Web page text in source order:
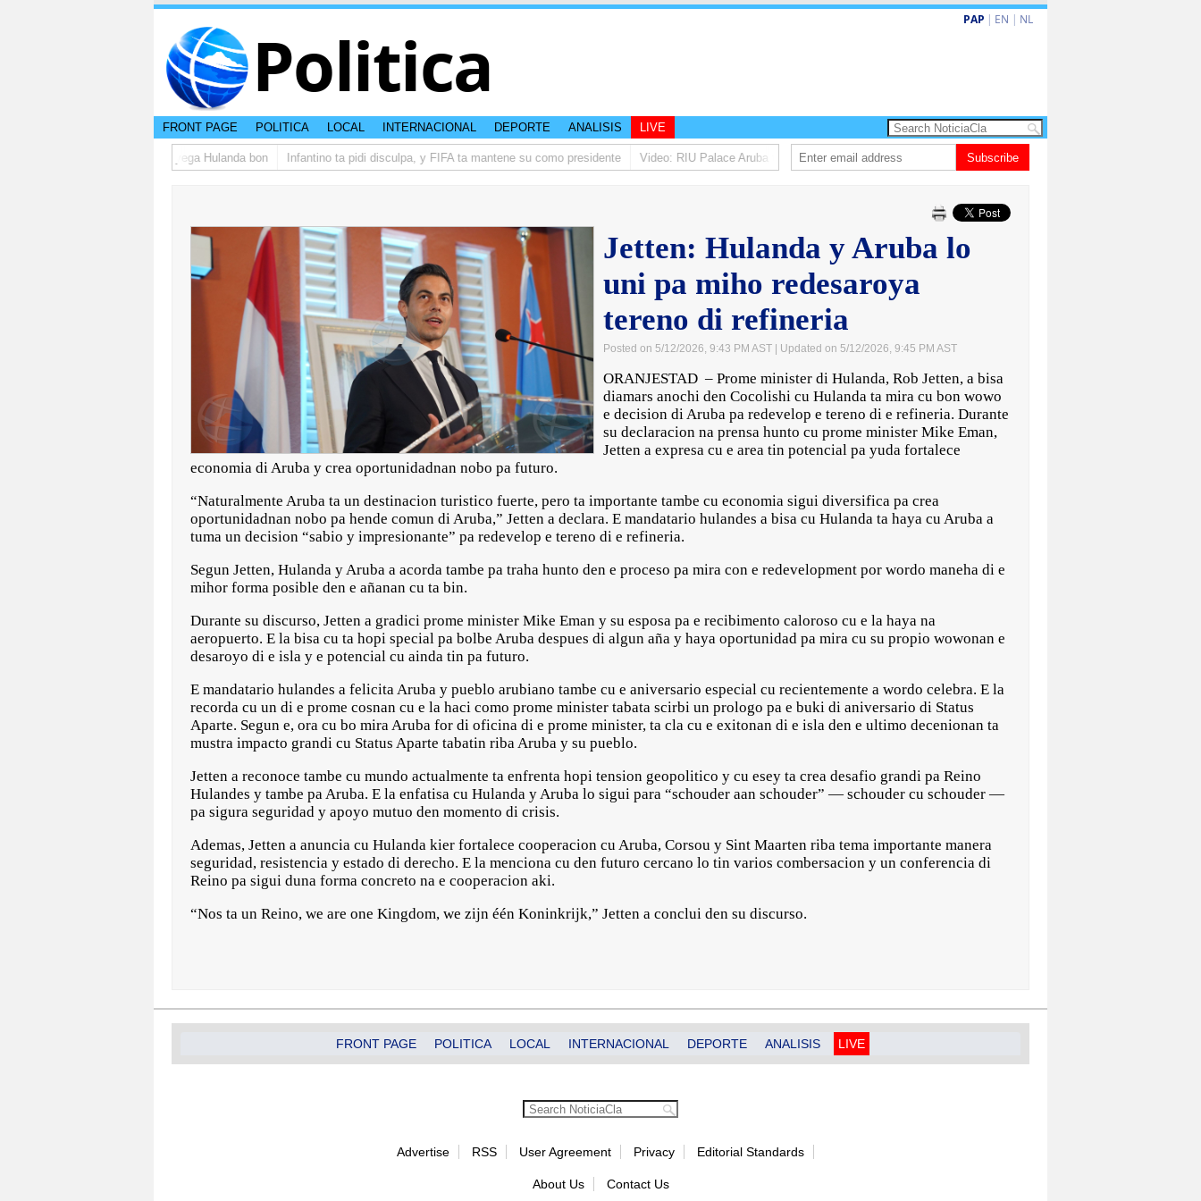
Politica PAP | EN | NL
FRONT PAGE POLITICA LOCAL INTERNACIONAL DEPORTE ANALISIS LIVE
di studiantenan di Aruba a yega Hulanda bon Infantino ta pidi disculpa, y FIFA ta mantene su como presidente Video: RIU Palace Aruba ta eleva turismo premium cu renobacion di US$106 miyon
Subscribe
Jetten: Hulanda y Aruba lo
uni pa miho redesaroya
tereno di refineria
Posted on 5/12/2026, 9:43 PM AST | Updated on 5/12/2026, 9:45 PM AST
ORANJESTAD – Prome minister di Hulanda, Rob Jetten, a bisa
diamars anochi den Cocolishi cu Hulanda ta mira cu bon wowo
e decision di Aruba pa redevelop e tereno di e refineria. Durante
su declaracion na prensa hunto cu prome minister Mike Eman,
Jetten a expresa cu e area tin potencial pa yuda fortalece
economia di Aruba y crea oportunidadnan nobo pa futuro.
“Naturalmente Aruba ta un destinacion turistico fuerte, pero ta importante tambe cu economia sigui diversifica pa crea
oportunidadnan nobo pa hende comun di Aruba,” Jetten a declara. E mandatario hulandes a bisa cu Hulanda ta haya cu Aruba a
tuma un decision “sabio y impresionante” pa redevelop e tereno di e refineria.
Segun Jetten, Hulanda y Aruba a acorda tambe pa traha hunto den e proceso pa mira con e redevelopment por wordo maneha di e
mihor forma posible den e añanan cu ta bin.
Durante su discurso, Jetten a gradici prome minister Mike Eman y su esposa pa e recibimento caloroso cu e la haya na
aeropuerto. E la bisa cu ta hopi special pa bolbe Aruba despues di algun aña y haya oportunidad pa mira cu su propio wowonan e
desaroyo di e isla y e potencial cu ainda tin pa futuro.
E mandatario hulandes a felicita Aruba y pueblo arubiano tambe cu e aniversario especial cu recientemente a wordo celebra. E la
recorda cu un di e prome cosnan cu e la haci como prome minister tabata scirbi un prologo pa e buki di aniversario di Status
Aparte. Segun e, ora cu bo mira Aruba for di oficina di e prome minister, ta cla cu e exitonan di e isla den e ultimo decenionan ta
mustra impacto grandi cu Status Aparte tabatin riba Aruba y su pueblo.
Jetten a reconoce tambe cu mundo actualmente ta enfrenta hopi tension geopolitico y cu esey ta crea desafio grandi pa Reino
Hulandes y tambe pa Aruba. E la enfatisa cu Hulanda y Aruba lo sigui para “schouder aan schouder” — schouder cu schouder —
pa sigura seguridad y apoyo mutuo den momento di crisis.
Ademas, Jetten a anuncia cu Hulanda kier fortalece cooperacion cu Aruba, Corsou y Sint Maarten riba tema importante manera
seguridad, resistencia y estado di derecho. E la menciona cu den futuro cercano lo tin varios combersacion y un conferencia di
Reino pa sigui duna forma concreto na e cooperacion aki.
“Nos ta un Reino, we are one Kingdom, we zijn één Koninkrijk,” Jetten a conclui den su discurso.
FRONT PAGE POLITICA LOCAL INTERNACIONAL DEPORTE ANALISIS LIVE
Advertise RSS User Agreement Privacy Editorial Standards
About Us Contact Us